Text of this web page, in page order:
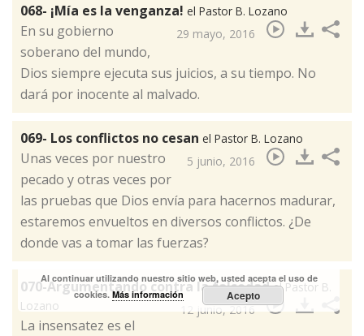
068- ¡Mía es la venganza! el Pastor B. Lozano
29 mayo, 2016
En su gobierno
soberano del mundo,
Dios siempre ejecuta sus juicios, a su tiempo. No
dará por inocente al malvado.​
069- Los conflictos no cesan el Pastor B. Lozano
5 junio, 2016
Unas veces por nuestro
pecado y otras veces por
las pruebas que Dios envía para hacernos madurar,
estaremos envueltos en diversos conflictos. ¿De
donde vas a tomar las fuerzas?​
070-Argumentando contra la falsedadel Pastor B.
Lozano
12 junio, 2016
La insensatez es el
Al continuar utilizando nuestro sitio web, usted acepta el uso de
cookies.Más información Acepto